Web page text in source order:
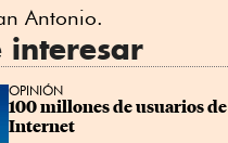
Antonio.
interesar
OPINIÓN
100 millones de usuarios de
Internet